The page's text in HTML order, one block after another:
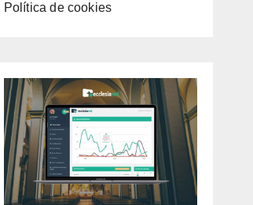
Política de cookies